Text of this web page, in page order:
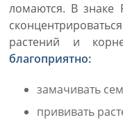
ломаются. В знаке
растений и
благоприятно:
замачивать
прививать